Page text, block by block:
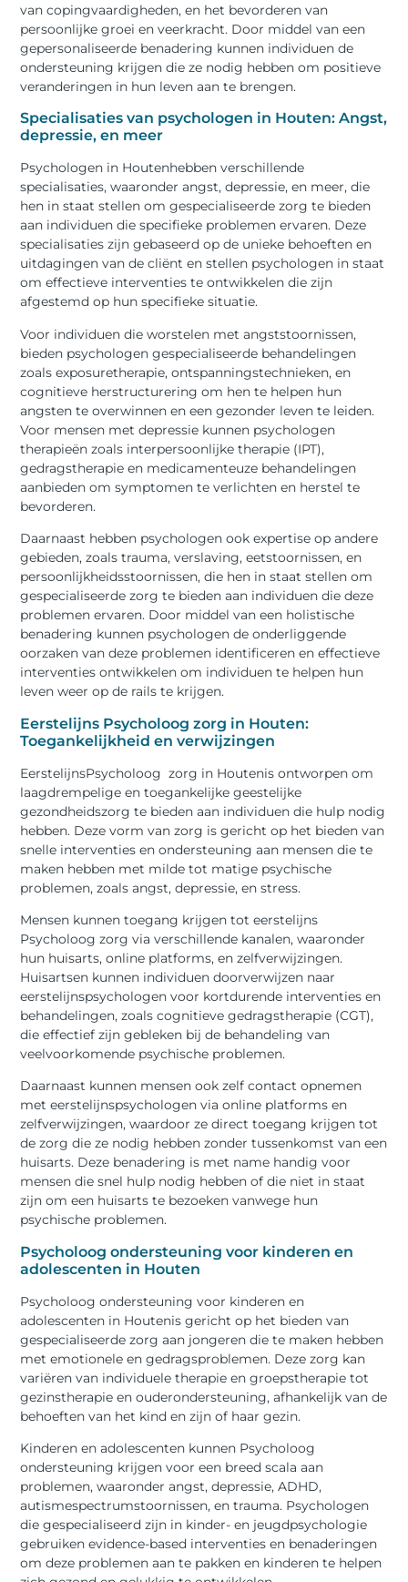
van copingvaardigheden, en het bevorderen van
persoonlijke groei en veerkracht. Door middel van een
gepersonaliseerde benadering kunnen individuen de
ondersteuning krijgen die ze nodig hebben om positieve
veranderingen in hun leven aan te brengen.
Specialisaties van psychologen in Houten: Angst,
depressie, en meer
Psychologen in Houtenhebben verschillende
specialisaties, waaronder angst, depressie, en meer, die
hen in staat stellen om gespecialiseerde zorg te bieden
aan individuen die specifieke problemen ervaren. Deze
specialisaties zijn gebaseerd op de unieke behoeften en
uitdagingen van de cliënt en stellen psychologen in staat
om effectieve interventies te ontwikkelen die zijn
afgestemd op hun specifieke situatie.
Voor individuen die worstelen met angststoornissen,
bieden psychologen gespecialiseerde behandelingen
zoals exposuretherapie, ontspanningstechnieken, en
cognitieve herstructurering om hen te helpen hun
angsten te overwinnen en een gezonder leven te leiden.
Voor mensen met depressie kunnen psychologen
therapieën zoals interpersoonlijke therapie (IPT),
gedragstherapie en medicamenteuze behandelingen
aanbieden om symptomen te verlichten en herstel te
bevorderen.
Daarnaast hebben psychologen ook expertise op andere
gebieden, zoals trauma, verslaving, eetstoornissen, en
persoonlijkheidsstoornissen, die hen in staat stellen om
gespecialiseerde zorg te bieden aan individuen die deze
problemen ervaren. Door middel van een holistische
benadering kunnen psychologen de onderliggende
oorzaken van deze problemen identificeren en effectieve
interventies ontwikkelen om individuen te helpen hun
leven weer op de rails te krijgen.
Eerstelijns Psycholoog zorg in Houten:
Toegankelijkheid en verwijzingen
EerstelijnsPsycholoog zorg in Houtenis ontworpen om
laagdrempelige en toegankelijke geestelijke
gezondheidszorg te bieden aan individuen die hulp nodig
hebben. Deze vorm van zorg is gericht op het bieden van
snelle interventies en ondersteuning aan mensen die te
maken hebben met milde tot matige psychische
problemen, zoals angst, depressie, en stress.
Mensen kunnen toegang krijgen tot eerstelijns
Psycholoog zorg via verschillende kanalen, waaronder
hun huisarts, online platforms, en zelfverwijzingen.
Huisartsen kunnen individuen doorverwijzen naar
eerstelijnspsychologen voor kortdurende interventies en
behandelingen, zoals cognitieve gedragstherapie (CGT),
die effectief zijn gebleken bij de behandeling van
veelvoorkomende psychische problemen.
Daarnaast kunnen mensen ook zelf contact opnemen
met eerstelijnspsychologen via online platforms en
zelfverwijzingen, waardoor ze direct toegang krijgen tot
de zorg die ze nodig hebben zonder tussenkomst van een
huisarts. Deze benadering is met name handig voor
mensen die snel hulp nodig hebben of die niet in staat
zijn om een huisarts te bezoeken vanwege hun
psychische problemen.
Psycholoog ondersteuning voor kinderen en
adolescenten in Houten
Psycholoog ondersteuning voor kinderen en
adolescenten in Houtenis gericht op het bieden van
gespecialiseerde zorg aan jongeren die te maken hebben
met emotionele en gedragsproblemen. Deze zorg kan
variëren van individuele therapie en groepstherapie tot
gezinstherapie en ouderondersteuning, afhankelijk van de
behoeften van het kind en zijn of haar gezin.
Kinderen en adolescenten kunnen Psycholoog
ondersteuning krijgen voor een breed scala aan
problemen, waaronder angst, depressie, ADHD,
autismespectrumstoornissen, en trauma. Psychologen
die gespecialiseerd zijn in kinder- en jeugdpsychologie
gebruiken evidence-based interventies en benaderingen
om deze problemen aan te pakken en kinderen te helpen